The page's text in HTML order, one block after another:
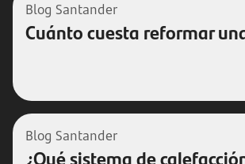
Blog Santander
Cuánto cuesta reformar
Blog Santander
¿Qué sistema de